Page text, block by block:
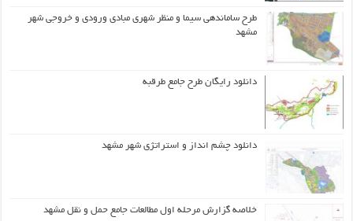
طرح ساماندهی سیما و منظر شهری مبادی ورودی و خروجی شهر
مشهد
دانلود رایگان طرح جامع طرقبه
دانلود چشم انداز و استراتژی شهر مشهد
خلاصه گزارش مرحله اول مطالعات جامع حمل و نقل مشهد